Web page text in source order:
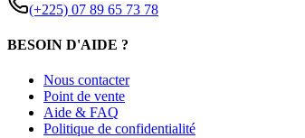
(+225) 07 89 65 73 78
BESOIN D'AIDE ?
Nous contacter
Point de vente
Aide & FAQ
Politique de confidentialité